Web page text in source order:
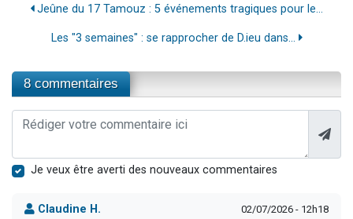
Jeûne du 17 Tamouz : 5 événements tragiques pour le...
Les "3 semaines" : se rapprocher de D.ieu dans...
8 commentaires
Je veux être averti des nouveaux commentaires
Claudine H. 02/07/2026 - 12h18